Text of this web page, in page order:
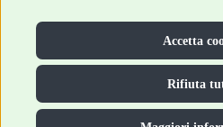
Accetta
Rifiuta
Robinson Pet Shop S.r.l.
Via V. Giovanni Schiaparelli, 21 –
P.iva 04095130409 | REA: FO
info@robinsonpetshop.it | Tel.
www.robinsonpetshop.it srl è di
(P.IVA 03366100406)